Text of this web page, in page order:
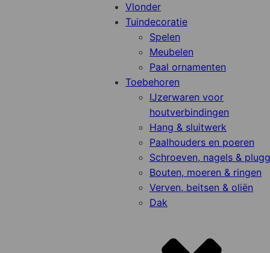
Vlonder
Tuindecoratie
Spelen
Meubelen
Paal ornamenten
Toebehoren
IJzerwaren voor
houtverbindingen
Hang & sluitwerk
Paalhouders en poeren
Schroeven, nagels &
Bouten, moeren & ringen
Verven, beitsen & oliën
Dak